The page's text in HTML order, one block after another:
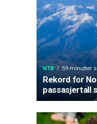
NTB 59 minutter
Rekord for
passasjertall